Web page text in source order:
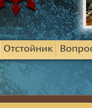
Отстойник